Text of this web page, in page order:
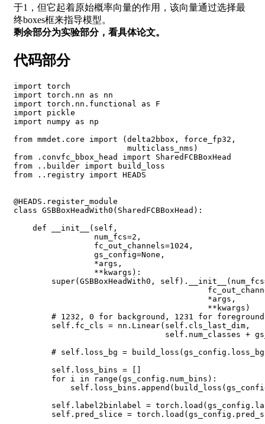
于1，但它起着原始概率向量的作用，该向量通过选择最
终boxes框来指导模型。
剩余部分为实验部分，看具体论文。
代码部分
import
import
import
import
import numpy as np
from mmdet.core import ( delta2bbox, force_fp32,
                        multiclass_nms
)
from .convfc_bbox_head import SharedFCBBoxHead
from
.. builder import build_loss
from
.. registry import HEADS
@HEADS.register_module
class GSBBoxHeadWith0 ( SharedFCBBoxHead ) :
    def __init__
( self,
num_fcs=2 ,
fc_out_channels=1024 ,
gs_config=None,
                 *args,
                 **kwargs
) :
        super
( GSBBoxHeadWith0, self ) .__init__ ( num_fcs
                                         *args,
                                         **kwargs
)
# 1232, 0 for background, 1231 for foreground
        self.fc_cls
= nn.Linear( self.cls_last_dim,
self.num_classes +
# self.loss_bg =
        self.loss_bins
=
for i in range ( gs_config.num_bins ) :
            self.loss_bins.append
( build_loss (
        self.label2binlabel
= torch.load (
        self.pred_slice
= torch.load (